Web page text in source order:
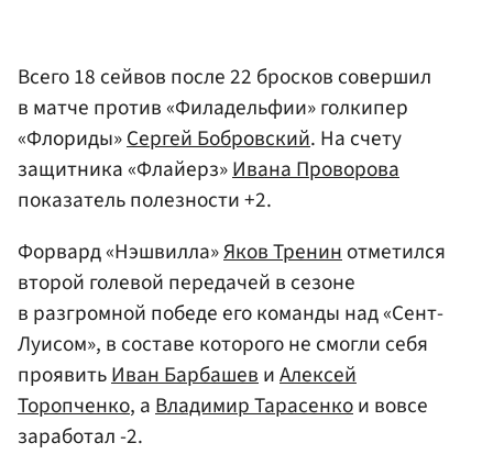
Всего 18 сейвов после 22 бросков совершил
в матче против «Филадельфии» голкипер
«Флориды»Сергей Бобровский. На счету
защитника «Флайерз»Ивана Проворова
показатель полезности +2.
Форвард «Нэшвилла»Яков Тренинотметился
второй голевой передачей в сезоне
в разгромной победе его команды над «Сент-
Луисом», в составе которого не смогли себя
проявитьИван БарбашевиАлексей
Торопченко, аВладимир Тарасенкои вовсе
заработал -2.